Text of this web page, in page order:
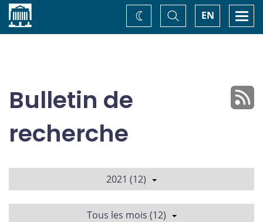
Accueil EN
Basculer
la
recherche
Changez
de
Bulletin de
recherche
2021 (12)
Tous les mois (12)